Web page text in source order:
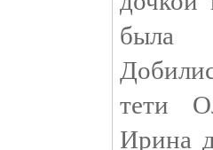
была
тети
Ирина